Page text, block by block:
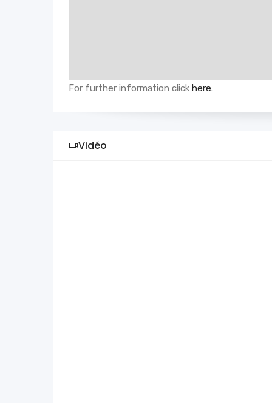
For further information click here.
Vidéo